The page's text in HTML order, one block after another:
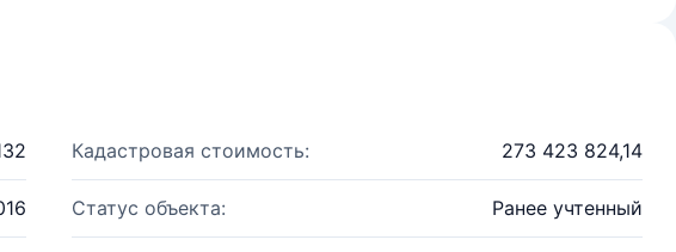
Кадастровая стоимость: 273 423 824,14
Статус объекта: Ранее учтенный